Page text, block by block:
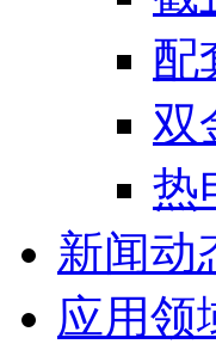
配
双
热
新闻动
应用领